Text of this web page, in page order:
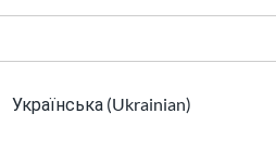
Українська (Ukrainian)